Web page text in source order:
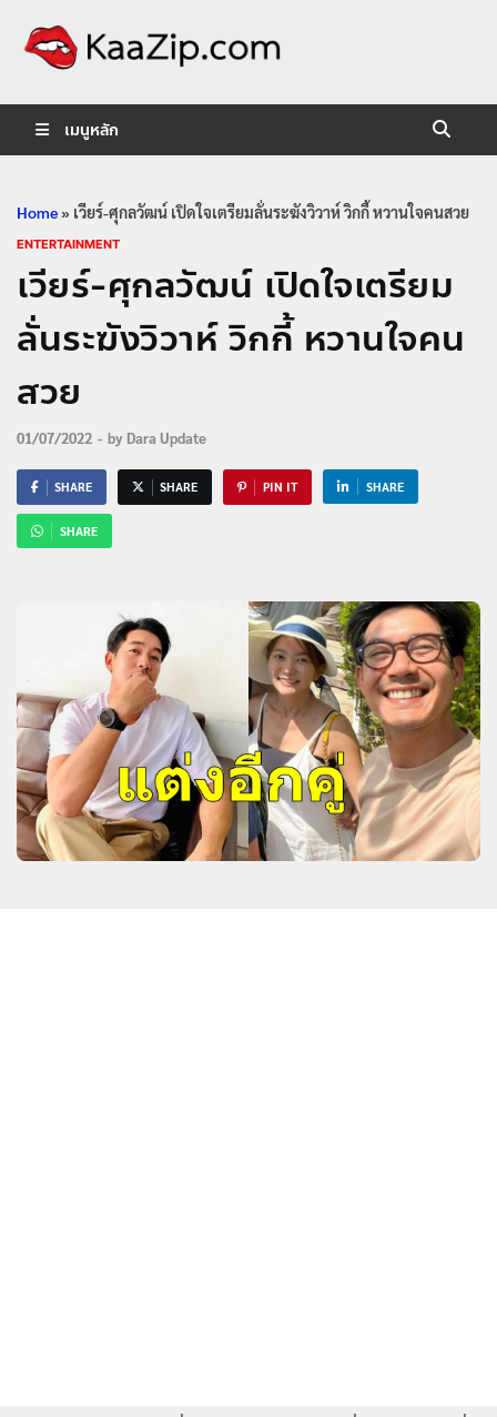
เมนูหลัก
Home» เวียร์-ศุกลวัฒน์ เปิดใจเตรียมลั่นระฆังวิวาห์ วิกกี้ หวานใจคนสวย
ENTERTAINMENT
เวียร์-ศุกลวัฒน์ เปิดใจเตรียม
ลั่นระฆังวิวาห์ วิกกี้ หวานใจคน
สวย
01/07/2022 - by Dara Update
SHARE SHARE PIN IT SHARE
SHARE